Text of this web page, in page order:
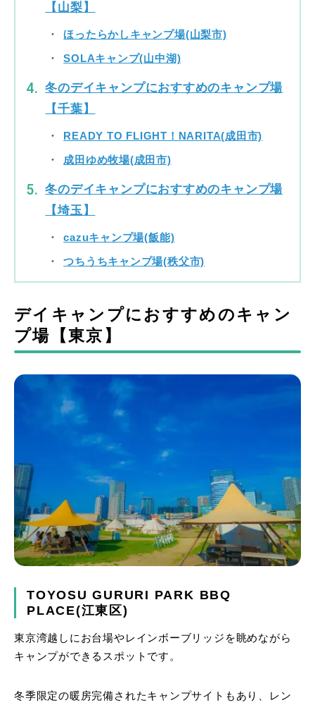
【山梨】
ほったらかしキャンプ場(山梨市)
SOLAキャンプ(山中湖)
冬のデイキャンプにおすすめのキャンプ場
【千葉】
READY TO FLIGHT！NARITA(成田市)
成田ゆめ牧場(成田市)
冬のデイキャンプにおすすめのキャンプ場
【埼玉】
cazuキャンプ場(飯能)
つちうちキャンプ場(秩父市)
デイキャンプにおすすめのキャン
プ場【東京】
TOYOSU GURURI PARK BBQ
PLACE(江東区)
東京湾越しにお台場やレインボーブリッジを眺めながら
キャンプができるスポットです。
冬季限定の暖房完備されたキャンプサイトもあり、レン